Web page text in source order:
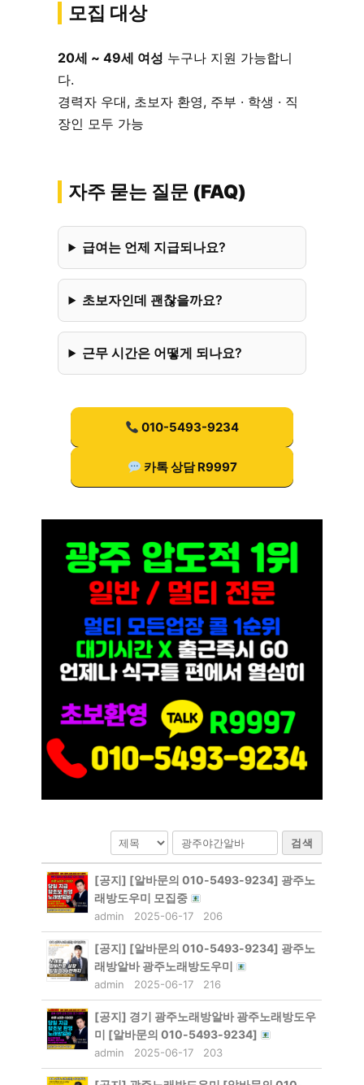
모집 대상
20세 ~ 49세 여성 누구나 지원 가능합니
다.
경력자 우대, 초보자 환영, 주부 · 학생 · 직
장인 모두 가능
자주 묻는 질문 (FAQ)
급여는 언제 지급되나요?
초보자인데 괜찮을까요?
근무 시간은 어떻게 되나요?
010-5493-9234
카톡 상담 R9997
검색
[공지] [알바문의 010-5493-9234] 광주노
래방도우미 모집중
admin 2025-06-17 206
[공지] [알바문의 010-5493-9234] 광주노
래방알바 광주노래방도우미
admin 2025-06-17 216
[공지] 경기 광주노래방알바 광주노래방도우
미 [알바문의 010-5493-9234]
admin 2025-06-17 203